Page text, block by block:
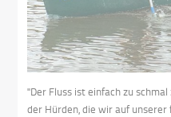
"Der Fluss ist einfach zu
der Hürden, die wir auf